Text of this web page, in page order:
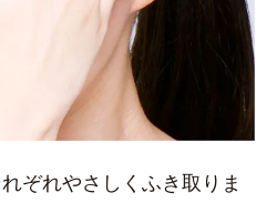
ぞれやさしくふき取りま